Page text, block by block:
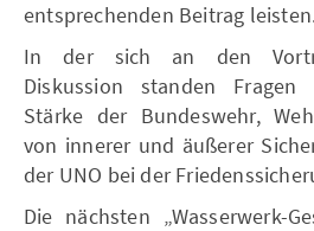
entsprechenden Beitrag
In der sich an den
Diskussion standen
Stärke der Bundeswehr,
von innerer und äußerer
der UNO bei der
Die nächsten „Wasserwerk-